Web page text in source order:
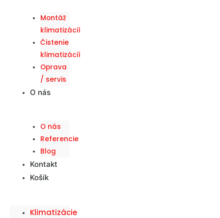
Montáž
klimatizácií
Čistenie
klimatizácií
Oprava
/ servis
O nás
O nás
Referencie
Blog
Kontakt
Košík
Klimatizácie